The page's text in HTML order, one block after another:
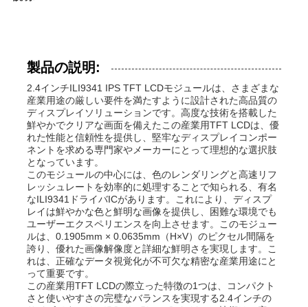
製品の説明:
2.4インチILI9341 IPS TFT LCDモジュールは、さまざまな
産業用途の厳しい要件を満たすように設計された高品質の
ディスプレイソリューションです。高度な技術を搭載した
鮮やかでクリアな画面を備えたこの産業用TFT LCDは、優
れた性能と信頼性を提供し、堅牢なディスプレイコンポー
ネントを求める専門家やメーカーにとって理想的な選択肢
となっています。
このモジュールの中心には、色のレンダリングと高速リフ
レッシュレートを効率的に処理することで知られる、有名
なILI9341ドライバICがあります。これにより、ディスプ
レイは鮮やかな色と鮮明な画像を提供し、困難な環境でも
ユーザーエクスペリエンスを向上させます。このモジュー
ルは、0.1905mm × 0.0635mm（H×V）のピクセル間隔を
誇り、優れた画像解像度と詳細な鮮明さを実現します。こ
れは、正確なデータ視覚化が不可欠な精密な産業用途にと
って重要です。
この産業用TFT LCDの際立った特徴の1つは、コンパクト
さと使いやすさの完璧なバランスを実現する2.4インチの